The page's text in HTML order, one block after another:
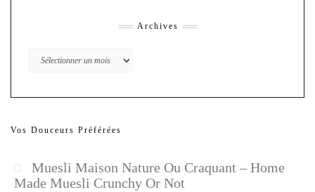
Archives
Archives
Vos Douceurs Préférées
Muesli Maison Nature Ou Craquant – Home
Made Muesli Crunchy Or Not